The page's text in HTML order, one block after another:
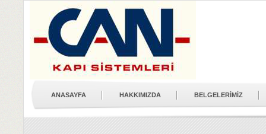
ANASAYFA HAKKIMIZDA BELGELERİMİZ